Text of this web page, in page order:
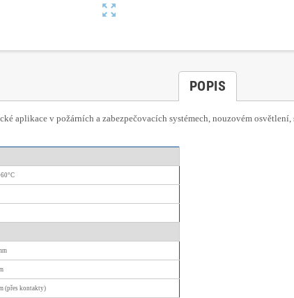
zoom_out_map
POPIS
aplikace v požárních a zabezpečovacích systémech, nouzovém
(přes kontakty)